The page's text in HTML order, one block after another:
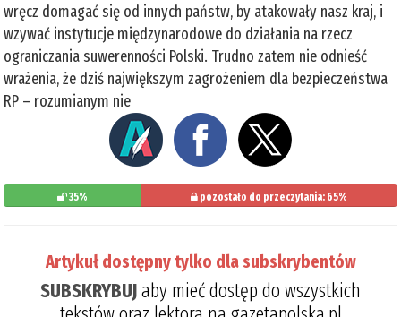
wręcz domagać się od innych państw, by atakowały nasz kraj, i
wzywać instytucje międzynarodowe do działania na rzecz
ograniczania suwerenności Polski. Trudno zatem nie odnieść
wrażenia, że dziś największym zagrożeniem dla bezpieczeństwa
RP – rozumianym nie
35% pozostało do przeczytania: 65%
Artykuł dostępny tylko dla subskrybentów
SUBSKRYBUJaby mieć dostęp do wszystkich